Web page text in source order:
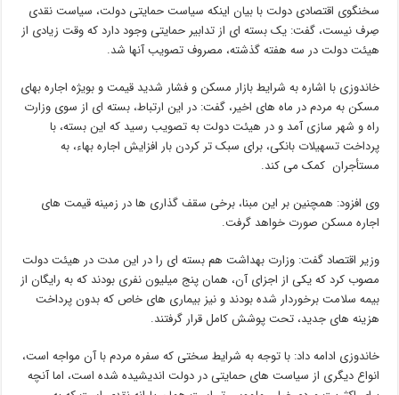
سخنگوی اقتصادی دولت با بیان اینکه سیاست حمایتی دولت، سیاست نقدی
صِرف نیست، گفت: یک بسته ای از تدابیر حمایتی وجود دارد که وقت زیادی از
هیئت دولت در سه هفته گذشته، مصروف تصویب آنها شد.
خاندوزی با اشاره به شرایط بازار مسکن و فشار شدید قیمت و بویژه اجاره بهای
مسکن به مردم در ماه های اخیر، گفت: در این ارتباط، بسته ای از سوی وزارت
راه و شهر سازی آمد و در هیئت دولت به تصویب رسید که این بسته، با
پرداخت تسهیلات بانکی، برای سبک تر کردن بار افزایش اجاره بهاء، به
مستأجران کمک می کند.
وی افزود: همچنین بر این مبنا، برخی سقف گذاری ها در زمینه قیمت های
اجاره مسکن صورت خواهد گرفت.
وزیر اقتصاد گفت: وزارت بهداشت هم بسته ای را در این مدت در هیئت دولت
مصوب کرد که یکی از اجزای آن، همان پنج میلیون نفری بودند که به رایگان از
بیمه سلامت برخوردار شده بودند و نیز بیماری های خاص که بدون پرداخت
هزینه های جدید، تحت پوشش کامل قرار گرفتند.
خاندوزی ادامه داد: با توجه به شرایط سختی که سفره مردم با آن مواجه است،
انواع دیگری از سیاست های حمایتی در دولت اندیشیده شده است، اما آنچه